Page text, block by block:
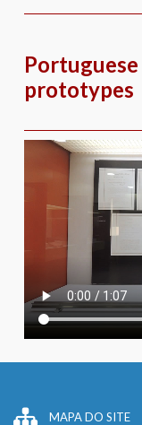
prototypes
MAPA DO SITE